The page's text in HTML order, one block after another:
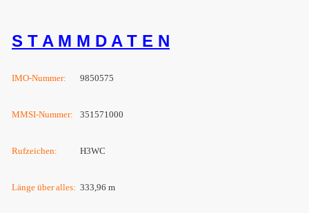
S T A M M D A T E N
IMO-Nummer: 9850575
MMSI-Nummer: 351571000
Rufzeichen: H3WC
Länge über alles: 333,96 m